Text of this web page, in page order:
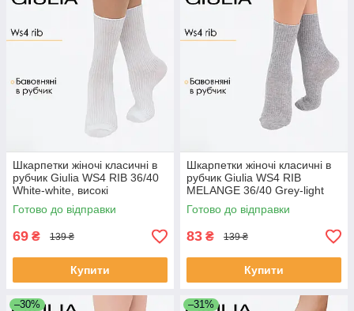
Шкарпетки жіночі класичні в
рубчик Giulia WS4 RIB 36/40
White-white, високі
натуральні, рубчик
Готово до відправки
69 ₴ 139 ₴
Купити
Шкарпетки жіночі класичні в
рубчик Giulia WS4 RIB
MELANGE 36/40 Grey-light
grey melange, бавовняні
високі
Готово до відправки
83 ₴ 139 ₴
Купити
–30% –31%